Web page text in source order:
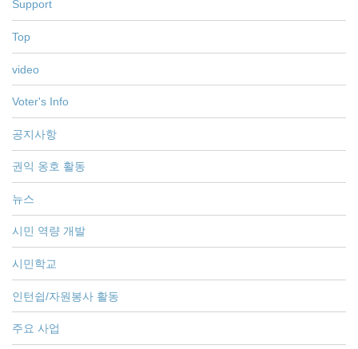
Support
Top
video
Voter's Info
공지사항
권익 옹호 활동
뉴스
시민 역량 개발
시민학교
인턴쉽/자원봉사 활동
주요 사업